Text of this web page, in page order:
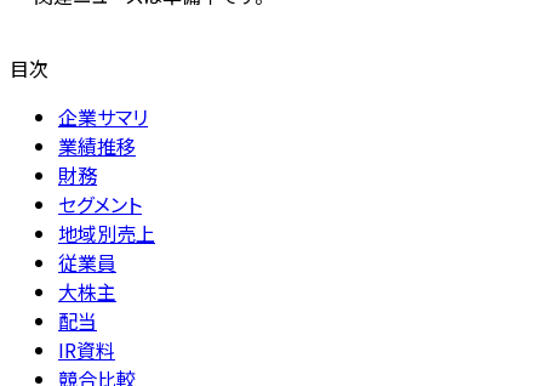
目次
企業サマリ
業績推移
財務
セグメント
地域別売上
従業員
大株主
配当
IR資料
競合比較